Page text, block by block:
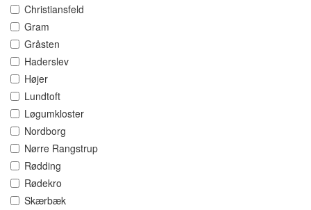
Christiansfeld
Gram
Gråsten
Haderslev
Højer
Lundtoft
Løgumkloster
Nordborg
Nørre Rangstrup
Rødding
Rødekro
Skærbæk